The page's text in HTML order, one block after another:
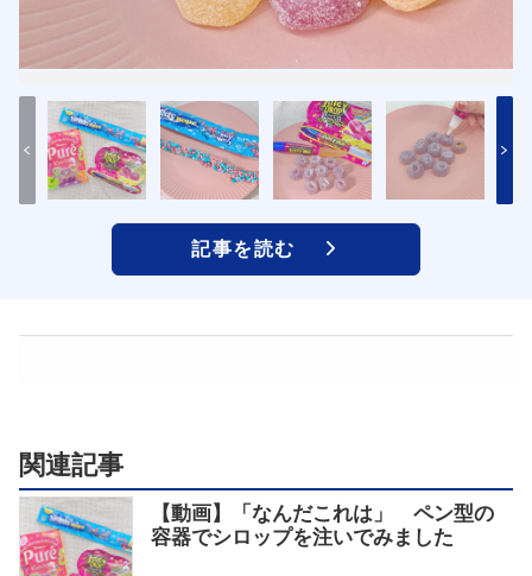
記事を読む
関連記事
【動画】「なんだこれは」 ペン型の
容器でシロップを注いでみました